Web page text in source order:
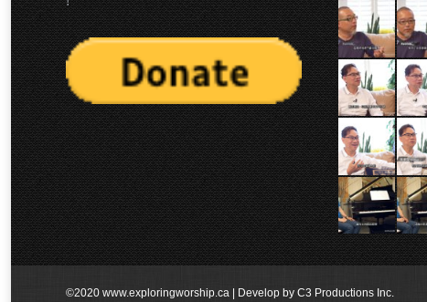
©2020 www.exploringworship.ca | Develop by C3 Productions Inc.